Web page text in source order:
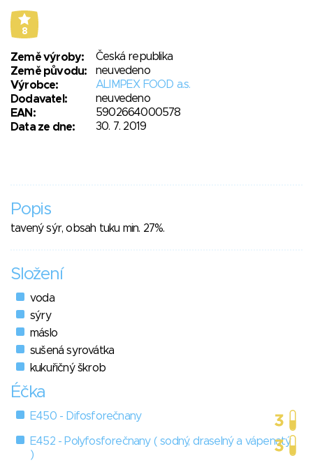
8
Země výroby:
Česká republika
Země původu:
neuvedeno
Výrobce:
ALIMPEX FOOD a.s.
Dodavatel:
neuvedeno
EAN:
5902664000578
Data ze dne:
30. 7. 2019
Popis
tavený sýr, obsah tuku min. 27%.
Složení
voda
sýry
máslo
sušená syrovátka
kukuřičný škrob
Éčka
E450 - Difosforečnany
E452 - Polyfosforečnany ( sodný, draselný a vápenatý
)